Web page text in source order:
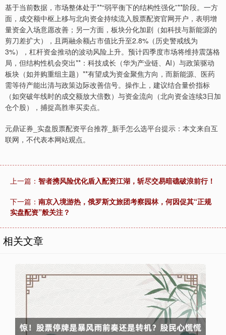
基于当前数据，市场整体处于**“弱平衡下的结构性强化”**阶段。一方
面，成交额中枢上移与北向资金持续流入股票配资官网开户，表明增
量资金入场意愿改善；另一方面，板块分化加剧（如科技与新能源的
剪刀差扩大），且两融余额占市值比升至2.8%（历史警戒线为
3%），杠杆资金推动的波动风险上升。预计四季度市场将维持震荡格
局，但结构性机会突出**：科技成长（华为产业链、AI）与政策驱动
板块（如并购重组主题）**有望成为资金聚焦方向，而新能源、医药
需等待产能出清与政策边际改善信号。操作上，建议结合量价指标
（如突破年线时的成交额放大倍数）与资金流向（北向资金连续3日加
仓个股），捕捉高胜率买卖点。
元鼎证券_实盘股票配资平台推荐_新手怎么选平台提示：本文来自互
联网，不代表本网站观点。
上一篇： 智者携风险优化盾入配资江湖，斩尽交易暗礁破浪前行！
下一篇： 南京入境游热，俄罗斯文旅团考察园林，何因促其“正规
实盘配资”般关注？
相关文章